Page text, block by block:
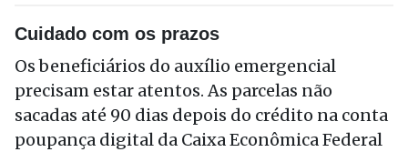
Cuidado com os prazos
Os beneficiários do auxílio emergencial
precisam estar atentos. As parcelas não
sacadas até 90 dias depois do crédito na conta
poupança digital da Caixa Econômica Federal